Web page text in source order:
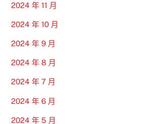
2024 年 11 月
2024 年 10 月
2024 年 9 月
2024 年 8 月
2024 年 7 月
2024 年 6 月
2024 年 5 月